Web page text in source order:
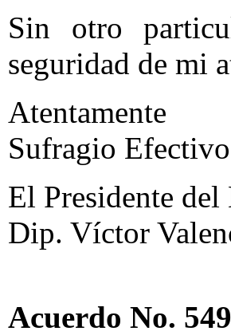
Sin otro
seguridad de mi
Atentamente
Sufragio
El Presidente
Dip. Víctor
Acuerdo No.